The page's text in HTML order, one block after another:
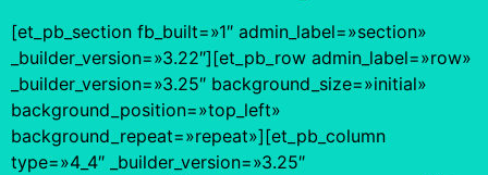
[et_pb_section fb_built=»1″ admin_label=»section»
_builder_version=»3.22″][et_pb_row admin_label=»row»
_builder_version=»3.25″ background_size=»initial»
background_position=»top_left»
background_repeat=»repeat»][et_pb_column
type=»4_4″ _builder_version=»3.25″